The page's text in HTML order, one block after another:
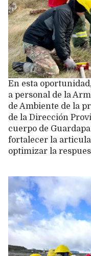
En esta
a personal de la
de Ambiente de la
de la Dirección
cuerpo de
fortalecer la
optimizar la